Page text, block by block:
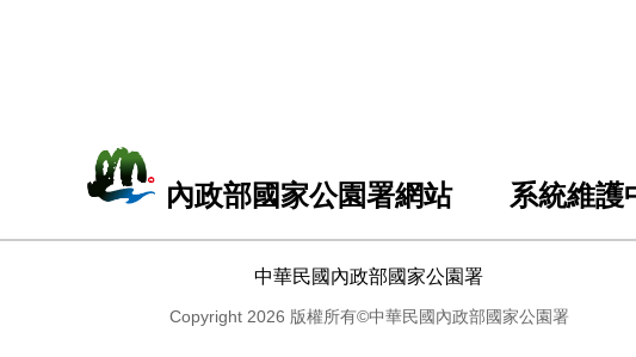
內政部國家公園署網站 系統維護
中華民國內政部國家公園署
Copyright 2026 版權所有©中華民國內政部國家公園署